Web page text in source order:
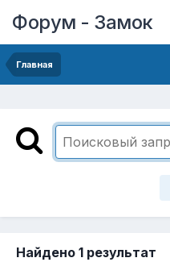
Форум - Замок
Главная
Найдено 1 результат